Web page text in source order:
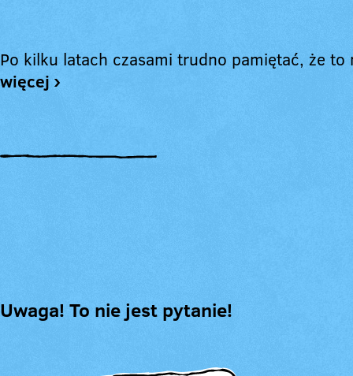
Po kilku latach czasami trudno pamiętać, że
więcej ›
Uwaga! To nie jest pytanie!